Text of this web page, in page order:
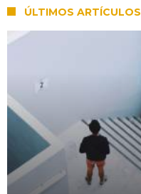
ÚLTIMOS ARTÍCULOS